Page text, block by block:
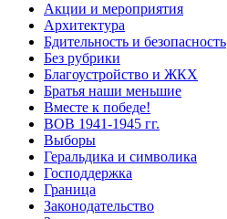
Акции и мероприятия
Архитектура
Бдительность и безопасность
Без рубрики
Благоустройство и ЖКХ
Братья наши меньшие
Вместе к победе!
ВОВ 1941-1945 гг.
Выборы
Геральдика и символика
Господдержка
Граница
Законодательство